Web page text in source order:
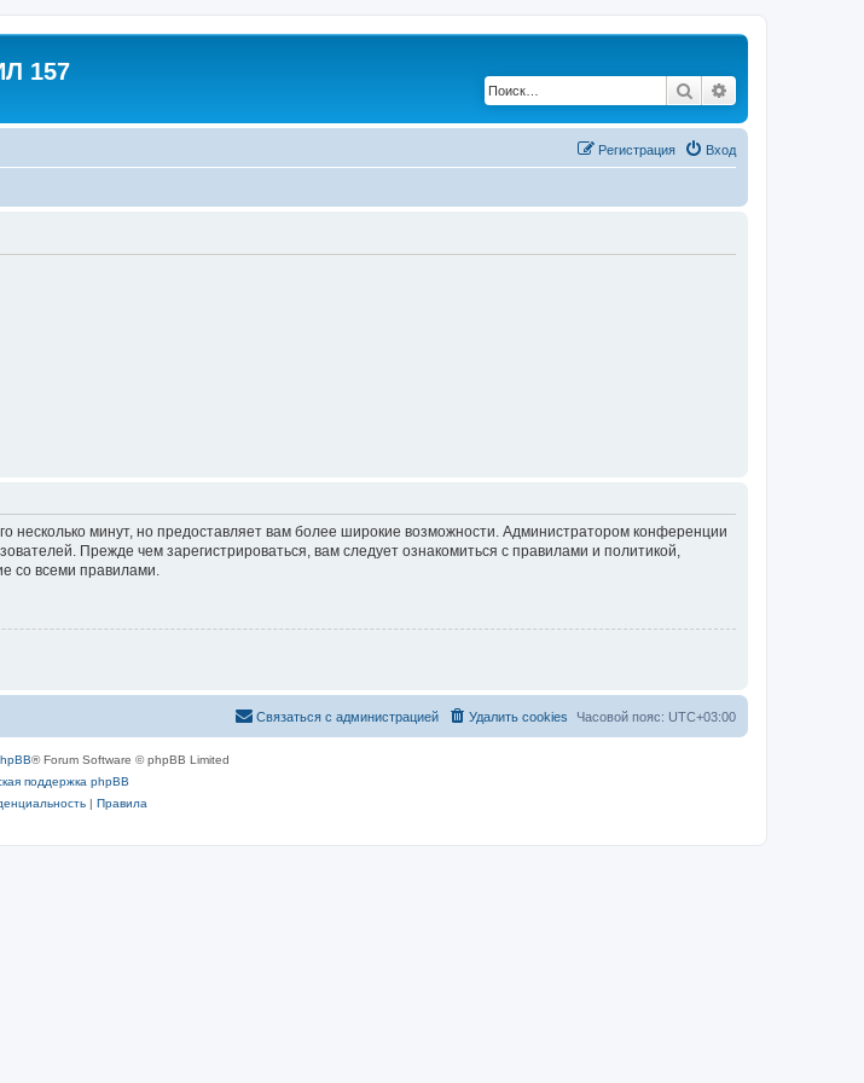
157
Поиск
Вход
Регистрация
минут, но предоставляет вам более широкие возможности. Администратором конференции
Прежде чем зарегистрироваться, вам следует ознакомиться с правилами и политикой,
со всеми правилами.
Часовой пояс: UTC+03:00
Удалить cookies
Связаться с администрацией
® Forum Software © phpBB Limited
поддержка phpBB
| Правила